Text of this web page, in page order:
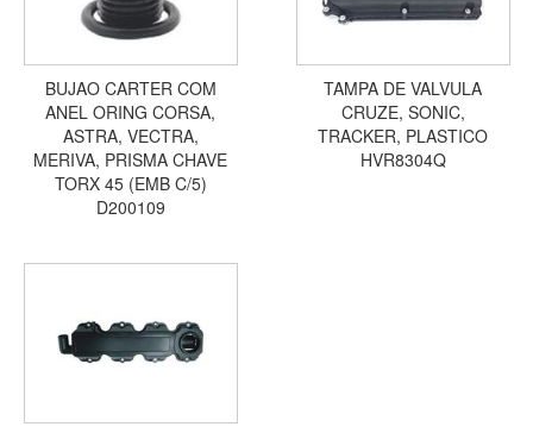
BUJAO CARTER COM
ANEL ORING CORSA,
ASTRA, VECTRA,
MERIVA, PRISMA CHAVE
TORX 45 (EMB C/5)
D200109
TAMPA DE VALVULA
CRUZE, SONIC,
TRACKER, PLASTICO
HVR8304Q